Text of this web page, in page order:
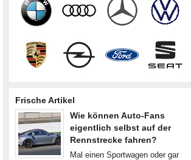
Frische Artikel
Wie können Auto-Fans
eigentlich selbst auf der
Rennstrecke fahren?
Mal einen Sportwagen oder gar